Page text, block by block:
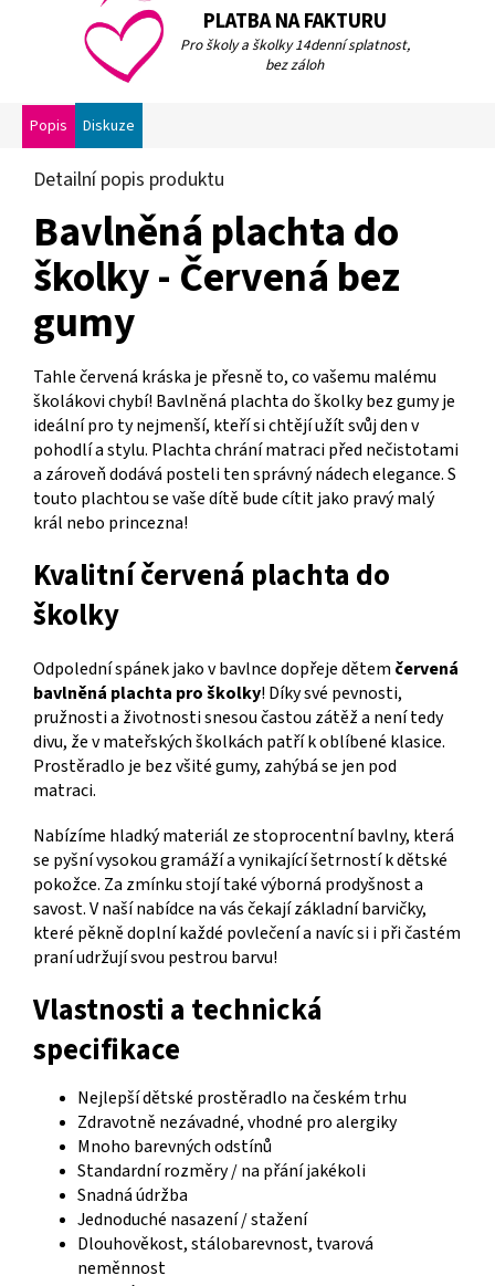
PLATBA NA FAKTURU
Pro školy a školky 14denní splatnost,
bez záloh
Popis Diskuze
Detailní popis produktu
Bavlněná plachta do
školky - Červená bez
gumy
Tahle červená kráska je přesně to, co vašemu malému
školákovi chybí! Bavlněná plachta do školky bez gumy je
ideální pro ty nejmenší, kteří si chtějí užít svůj den v
pohodlí a stylu. Plachta chrání matraci před nečistotami
a zároveň dodává posteli ten správný nádech elegance. S
touto plachtou se vaše dítě bude cítit jako pravý malý
král nebo princezna!
Kvalitní červená plachta do
školky
Odpolední spánek jako v bavlnce dopřeje dětem červená
bavlněná plachta pro školky! Díky své pevnosti,
pružnosti a životnosti snesou častou zátěž a není tedy
divu, že v mateřských školkách patří k oblíbené klasice.
Prostěradlo je bez všité gumy, zahýbá se jen pod
matraci.
Nabízíme hladký materiál ze stoprocentní bavlny, která
se pyšní vysokou gramáží a vynikající šetrností k dětské
pokožce. Za zmínku stojí také výborná prodyšnost a
savost. V naší nabídce na vás čekají základní barvičky,
které pěkně doplní každé povlečení a navíc si i při častém
praní udržují svou pestrou barvu!
Vlastnosti a technická
specifikace
Nejlepší dětské prostěradlo na českém trhu
Zdravotně nezávadné, vhodné pro alergiky
Mnoho barevných odstínů
Standardní rozměry / na přání jakékoli
Snadná údržba
Jednoduché nasazení / stažení
Dlouhověkost, stálobarevnost, tvarová
neměnnost